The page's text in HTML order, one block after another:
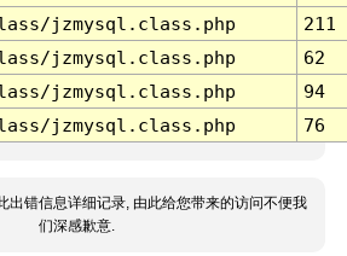
jzmysql.class.php
211
jzmysql.class.php
62
jzmysql.class.php
94
jzmysql.class.php 76
出错信息详细记录, 由此给您带来的访问不便我
们深感歉意.